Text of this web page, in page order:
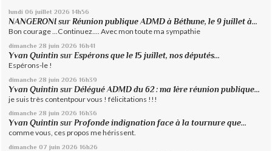
lundi 06 juillet 2026 14h56
NANGERONI surRéunion publique ADMD à Béthune, le 9 juillet à...
Bon courage ...Continuez.... Avec mon toute ma sympathie
dimanche 28 juin 2026 16h41
Yvan Quintin surEspérons que le 15 juillet, nos députés...
Espérons-le !
dimanche 28 juin 2026 16h39
Yvan Quintin surDélégué ADMD du 62 : ma 1ère réunion publique...
je suis très contentpour vous ! félicitations !!!
dimanche 28 juin 2026 16h36
Yvan Quintin surProfonde indignation face à la tournure que...
comme vous, ces propos me hérissent.
dimanche 07 juin 2026 16h26